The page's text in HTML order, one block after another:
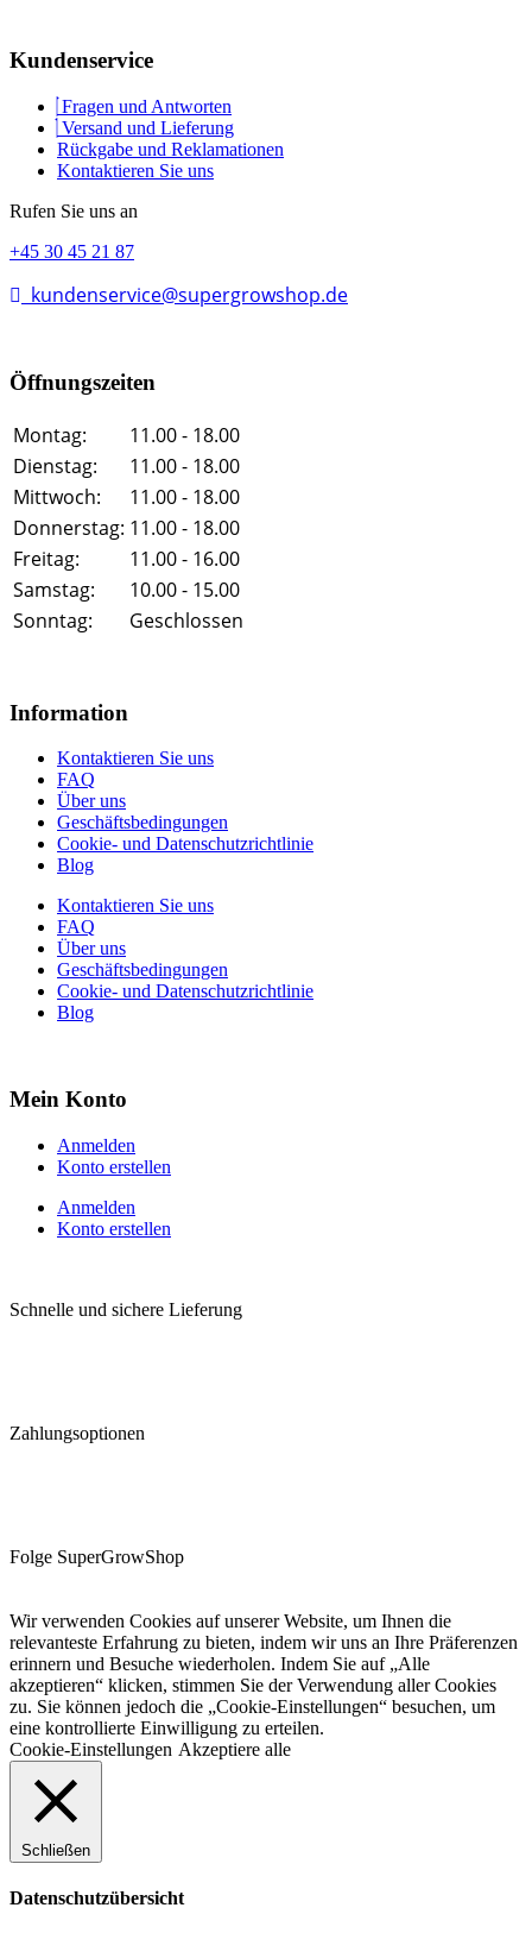
Kundenservice
Fragen und Antworten
Versand und Lieferung
Rückgabe und Reklamationen
Kontaktieren Sie uns
Rufen Sie uns an
+45 30 45 21 87
kundenservice@supergrowshop.de
Öffnungszeiten
Montag:
11.00 - 18.00
Dienstag:
11.00 - 18.00
Mittwoch:
11.00 - 18.00
Donnerstag: 11.00 - 18.00
Freitag:
11.00 - 16.00
Samstag:
10.00 - 15.00
Sonntag:
Geschlossen
Information
Kontaktieren Sie uns
FAQ
Über uns
Geschäftsbedingungen
Cookie- und Datenschutzrichtlinie
Blog
Kontaktieren Sie uns
FAQ
Über uns
Geschäftsbedingungen
Cookie- und Datenschutzrichtlinie
Blog
Mein Konto
Anmelden
Konto erstellen
Anmelden
Konto erstellen
Schnelle und sichere Lieferung
Zahlungsoptionen
Folge SuperGrowShop
Wir verwenden Cookies auf unserer Website, um Ihnen die
relevanteste Erfahrung zu bieten, indem wir uns an Ihre Präferenzen
erinnern und Besuche wiederholen. Indem Sie auf „Alle
akzeptieren“ klicken, stimmen Sie der Verwendung aller Cookies
zu. Sie können jedoch die „Cookie-Einstellungen“ besuchen, um
eine kontrollierte Einwilligung zu erteilen.
Cookie-Einstellungen Akzeptiere alle
Schließen
Datenschutzübersicht